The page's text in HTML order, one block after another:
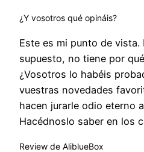
¿Y vosotros qué opináis?
Este es mi punto de
supuesto, no tiene por
¿Vosotros lo habéis
vuestras novedades
hacen jurarle odio eterno
Hacédnoslo saber en los
Review de AliblueBox